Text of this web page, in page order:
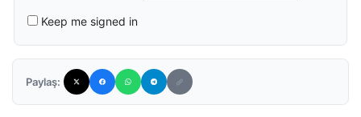
Keep me signed in
Paylaş: